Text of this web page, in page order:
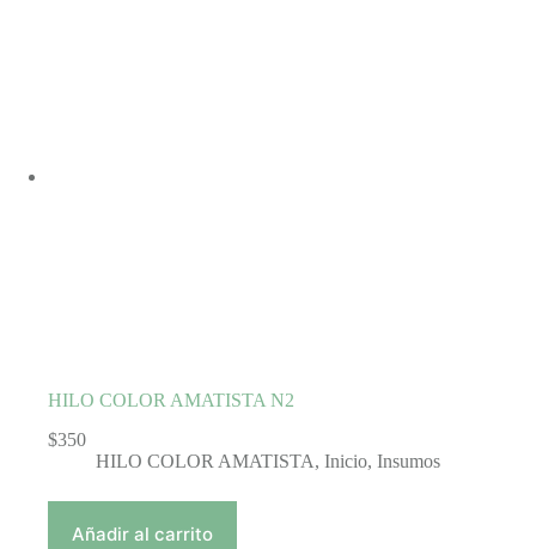
HILO COLOR AMATISTA N2
$350
HILO COLOR AMATISTA, Inicio, Insumos
Añadir al carrito